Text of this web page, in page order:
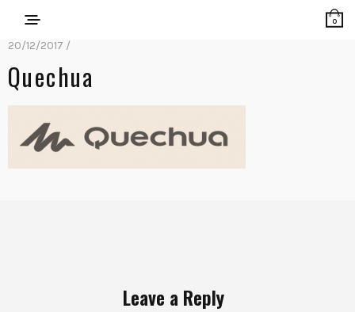
0
20/12/2017 /
Quechua
Leave a Reply